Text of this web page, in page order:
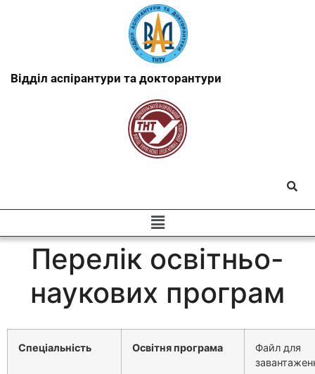
Відділ аспірантури та докторантури
Перелік освітньо-
наукових програм
Спеціальність Освітня програма
Файл для